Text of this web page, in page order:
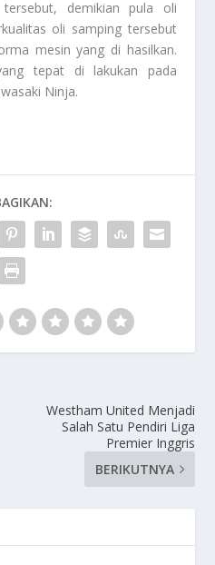
demikian pula oli
oli samping tersebut
mesin yang di hasilkan.
tepat di lakukan pada
Ninja.
Westham United Menjadi
Salah Satu Pendiri Liga
Premier Inggris
BERIKUTNYA